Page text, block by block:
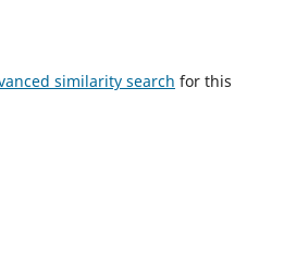
similarity search for this